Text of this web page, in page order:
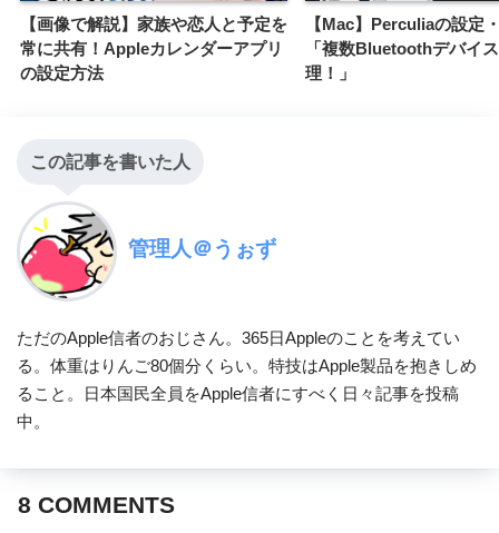
【画像で解説】家族や恋人と予定を
常に共有！Appleカレンダーアプリ
の設定方法
【Mac】Perculiaの設定
「複数Bluetoothデバイ
理！」
この記事を書いた人
管理人＠うぉず
ただのApple信者のおじさん。365日Appleのことを考えてい
る。体重はりんご80個分くらい。特技はApple製品を抱きしめ
ること。日本国民全員をApple信者にすべく日々記事を投稿
中。
8 COMMENTS